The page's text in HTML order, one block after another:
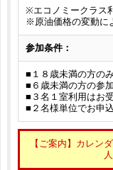
※エコノミークラス
※原油価格の変動に
参加条件：
■１８歳未満の方の
■６歳未満の方の参
■３名１室利用はお
■２名様単位でお申
【ご案内】カレン